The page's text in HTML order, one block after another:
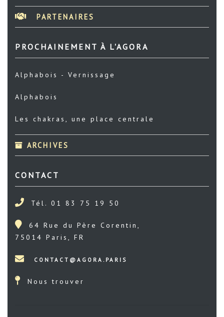
PARTENAIRES
PROCHAINEMENT À L'AGORA
Alphabois - Vernissage
Alphabois
Les chakras, une place centrale
ARCHIVES
CONTACT
Tél. 01 83 75 19 50
64 Rue du Père Corentin,
75014 Paris, FR
Nous trouver